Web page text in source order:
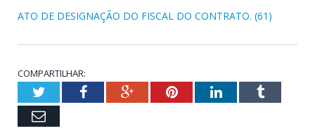
ATO DE DESIGNAÇÃO DO FISCAL DO CONTRATO. (61)
COMPARTILHAR:
TwitterFacebookGoogle+PinterestLinkedInTumblr
Email